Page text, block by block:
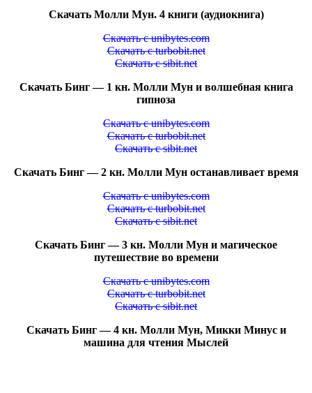
Скачать Молли Мун. 4 книги (аудиокнига)
Скачать с unibytes.com
Скачать с turbobit.net
Скачать с sibit.net
Скачать Бинг — 1 кн. Молли Мун и волшебная книга
гипноза
Скачать с unibytes.com
Скачать с turbobit.net
Скачать с sibit.net
Скачать Бинг — 2 кн. Молли Мун останавливает время
Скачать с unibytes.com
Скачать с turbobit.net
Скачать с sibit.net
Скачать Бинг — 3 кн. Молли Мун и магическое
путешествие во времени
Скачать с unibytes.com
Скачать с turbobit.net
Скачать с sibit.net
Скачать Бинг — 4 кн. Молли Мун, Микки Минус и
машина для чтения Мыслей